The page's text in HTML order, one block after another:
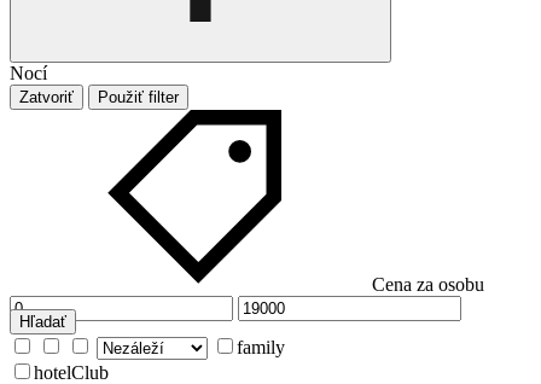
Nocí
Zatvoriť Použiť filter
Cena za osobu
Hľadať
family
hotelClub